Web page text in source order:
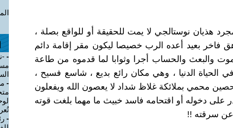
نوستالجي لا يمت للحقيقة أو للواقع بصلة ،
فاخر بعيد أعده الرب خصيصا ليكون مقر إقامة دائم
الموت والبعث والحساب أجرا وثوابا لما قدموه من طاعة
الحياة الدنيا ، وهي مكان رائع بديع ، شاسع فسيح ،
محمي بملائكة غلاظ شداد لا يعصون الله ويفعلون
على دخوله أو اقتحامه فاسد خبيث ما مهما بلغت قوته
عن سرقته !!
-
-
-
-